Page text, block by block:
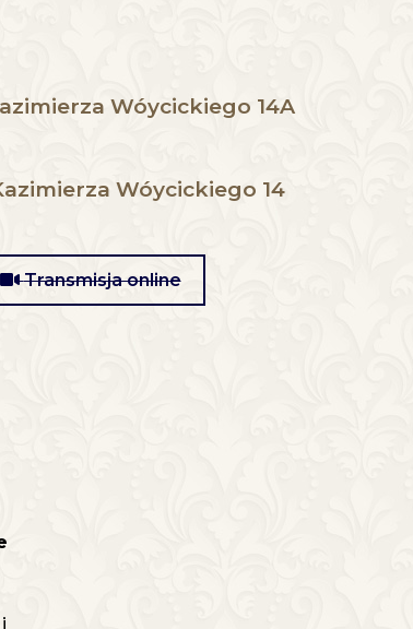
Wóycickiego 14A
Wóycickiego 14
Transmisja online